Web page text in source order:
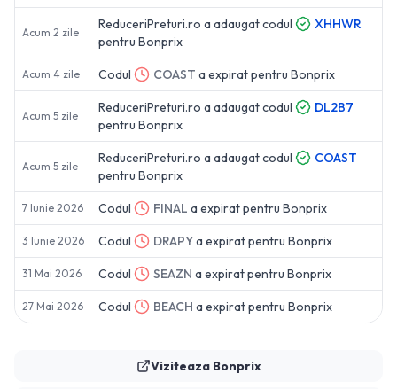
Viziteaza Bonprix
Acum 2 zile
ReduceriPreturi.ro a adaugat codul
XHHWR
pentru Bonprix
Acum 4 zile Codul COAST a expirat pentru Bonprix
Acum 5 zile
ReduceriPreturi.ro a adaugat codul
DL2B7
pentru Bonprix
Acum 5 zile
ReduceriPreturi.ro a adaugat codul
COAST
pentru Bonprix
7 Iunie 2026 Codul FINAL a expirat pentru Bonprix
3 Iunie 2026 Codul DRAPYa expirat pentru Bonprix
31 Mai 2026 Codul SEAZN a expirat pentru Bonprix
27 Mai 2026 Codul BEACH a expirat pentru Bonprix